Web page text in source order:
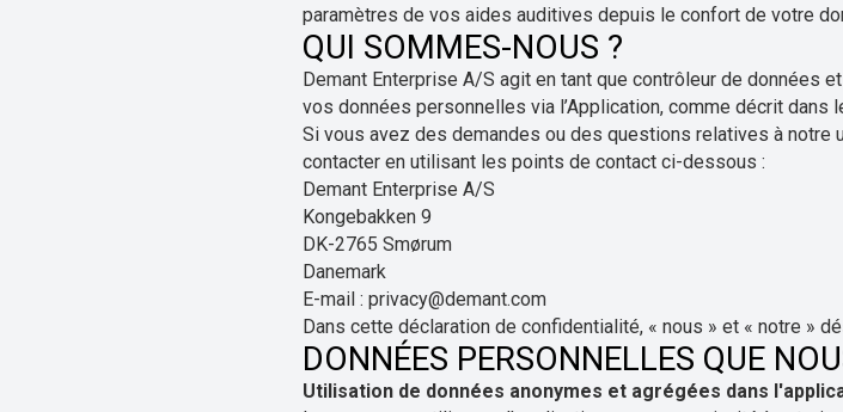
paramètres de vos aides auditives depuis le confort de votre
QUI SOMMES-NOUS ?
Demant Enterprise A/S agit en tant que contrôleur de données
vos données personnelles via l’Application, comme décrit dans
Si vous avez des demandes ou des questions relatives à
contacter en utilisant les points de contact ci-dessous :
Demant Enterprise A/S
Kongebakken 9
DK-2765 Smørum
Danemark
E-mail : privacy@demant.com
Dans cette déclaration de confidentialité, « nous » et « notre »
DONNÉES PERSONNELLES QUE
Utilisation de données anonymes et agrégées dans